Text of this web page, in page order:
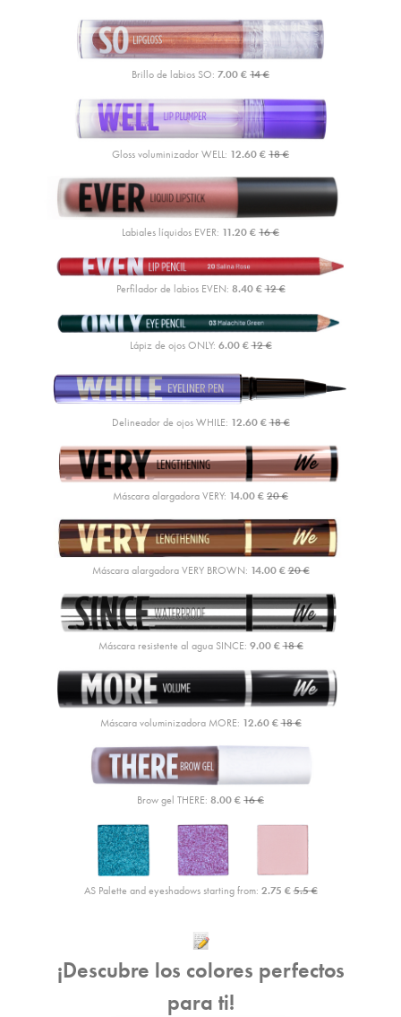
Brillo de labios SO: 7.00 €14 €
Gloss voluminizador WELL: 12.60 €18 €
Labiales líquidos EVER: 11.20 €16 €
Perfilador de labios EVEN: 8.40 €12 €
Lápiz de ojos ONLY: 6.00 €12 €
Delineador de ojos WHILE: 12.60 €18 €
Máscara alargadora VERY: 14.00 €20 €
Máscara alargadora VERY BROWN: 14.00 €20 €
Máscara resistente al agua SINCE: 9.00 €18 €
Máscara voluminizadora MORE: 12.60 €18 €
Brow gel THERE: 8.00 €16 €
AS Palette and eyeshadows starting from: 2.75 €5.5 €
¡Descubre los colores perfectos
para ti!